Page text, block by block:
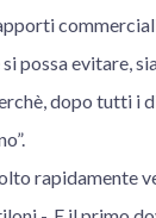
possa evitare,
dopo tutti i
rapidamente